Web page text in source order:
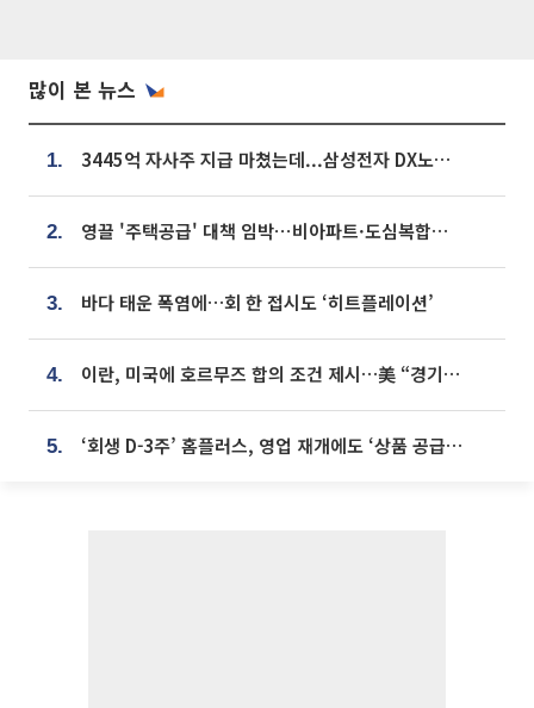
많이 본 뉴스
1. 3445억 자사주 지급 마쳤는데...삼성전자 DX노조, 뒤늦은 '떼쓰기 집회'
2. 영끌 '주택공급' 대책 임박⋯비아파트·도심복합까지 총동원
3. 바다 태운 폭염에…회 한 접시도 ‘히트플레이션’
4. 이란, 미국에 호르무즈 합의 조건 제시…美 “경기 아직 안 끝나” [종합]
5. ‘회생 D-3주’ 홈플러스, 영업 재개에도 ‘상품 공급망’ 복구가 생존 관건